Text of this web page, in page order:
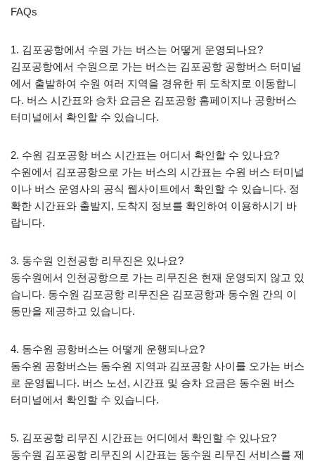
FAQs
1. 김포공항에서 수원 가는 버스는 어떻게 운영되나요?
김포공항에서 수원으로 가는 버스는 김포공항 공항버스 터미널
에서 출발하여 수원 여러 지역을 경유한 뒤 도착지로 이동합니
다. 버스 시간표와 승차 요금은 김포공항 홈페이지나 공항버스
터미널에서 확인할 수 있습니다.
2. 수원 김포공항 버스 시간표는 어디서 확인할 수 있나요?
수원에서 김포공항으로 가는 버스의 시간표는 수원 버스 터미널
이나 버스 운영사의 공식 웹사이트에서 확인할 수 있습니다. 정
확한 시간표와 출발지, 도착지 정보를 확인하여 이용하시기 바
랍니다.
3. 동수원 인천공항 리무진은 있나요?
동수원에서 인천공항으로 가는 리무진은 현재 운영되지 않고 있
습니다. 동수원 김포공항 리무진은 김포공항과 동수원 간의 이
동만을 제공하고 있습니다.
4. 동수원 공항버스는 어떻게 운행되나요?
동수원 공항버스는 동수원 지역과 김포공항 사이를 오가는 버스
로 운영됩니다. 버스 노선, 시간표 및 승차 요금은 동수원 버스
터미널에서 확인할 수 있습니다.
5. 김포공항 리무진 시간표는 어디에서 확인할 수 있나요?
동수원 김포공항 리무진의 시간표는 동수원 리무진 서비스를 제